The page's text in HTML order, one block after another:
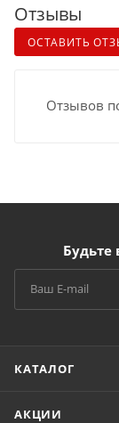
Отзывы
ОСТАВИТЬ
Отзывов
Будьте
КАТАЛОГ
АКЦИИ